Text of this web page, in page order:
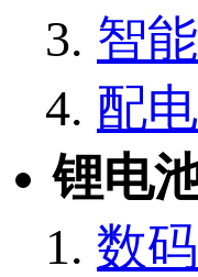
智
配
锂电
数